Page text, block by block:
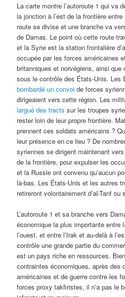
La carte montre l’autoroute 1 qui va
la jonction à l’est de la frontière
route se divise et une branche va
de Damas. Le point où cette route
et la Syrie est la station frontalière
occupée par les forces américaines
britanniques et norvégiens, ainsi que
sous le contrôle des États-Unis. Les
bombardé un convoi de forces
dirigeaient vers cette région. Les
largué des tracts sur les troupes
rester loin de leur propre frontière.
prennent ces soldats américains ?
leur présence en ce lieu ? De
syriennes se dirigent maintenant
de la frontière, pour expulser les
et la Russie ont convenu qu’aucun
là-bas. Les États-Unis et les autres
retireront volontairement d’al-Tanf
L’autoroute 1 et sa branche vers
économique la plus importante entre
l’ouest, et entre l’Irak et au-delà à
contrôle une grande partie du
est un pays riche en ressources.
contraintes économiques, après des
américaines et de guerre contre les
forces proxy takfiristes, il n’a pas le